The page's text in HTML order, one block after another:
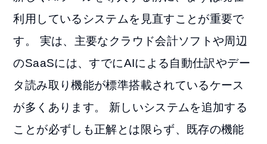
利用しているシステムを見直すことが重要で
す。 実は、主要なクラウド会計ソフトや周辺
のSaaSには、すでにAIによる自動仕訳やデー
タ読み取り機能が標準搭載されているケース
が多くあります。 新しいシステムを追加する
ことが必ずしも正解とは限らず、既存の機能